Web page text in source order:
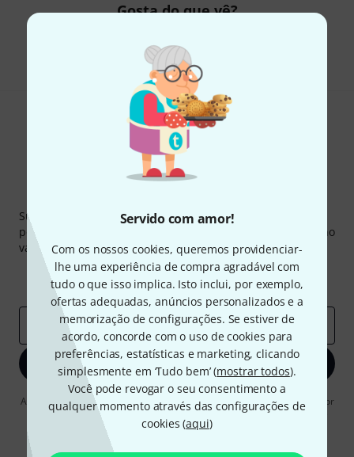
Servido com amor!
Com os nossos cookies, queremos providenciar-
lhe uma experiência de compra agradável com
tudo o que isso implica. Isto inclui, por exemplo,
ofertas adequadas, anúncios personalizados e a
memorização de configurações. Se estiver de
acordo, concorde com o uso de cookies para
preferências, estatísticas e marketing, clicando
simplesmente em ‘Tudo bem’ (mostrar todos).
Você pode revogar o seu consentimento a
qualquer momento através das configurações de
cookies (aqui)
Gosta do que vê?
Subscreva a Newsletter da Thomann em inglês e com um
pouco de sorte você poderá ganhar um dos
no
valor de50 €cada!
Contribuições inspiradoras
Ofertas
Insights da Thomann
Endereço de e-mail*
Inscreva-se agora
Ao clicar em "Inscreva-se agora", concordo em receber publicidade por
e-mail. Posso cancelar a assinatura a qualquer momento. Você pode
encontrar mais informações sobre a newsletter na nossa